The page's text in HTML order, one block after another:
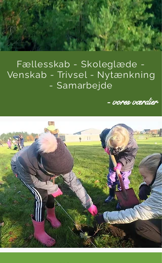
Fællesskab - Skoleglæde -
Venskab - Trivsel - Nytænkning
- Samarbejde
- vores værdier